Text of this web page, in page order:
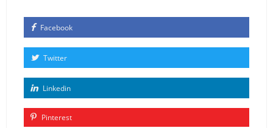
Facebook
Twitter
Linkedin
Pinterest